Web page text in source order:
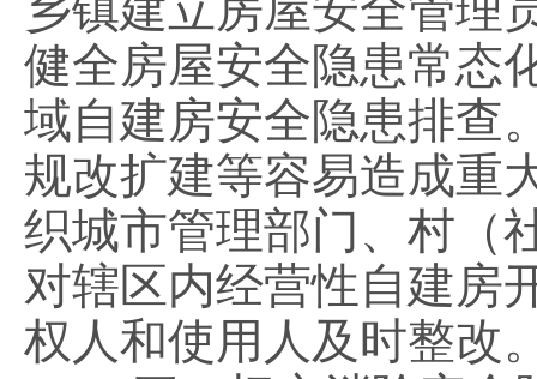
健全房屋安全隐患常态
域自建房安全隐患排查
规改扩建等容易造成重
织城市管理部门、村（
对辖区内经营性自建房
权人和使用人及时整改